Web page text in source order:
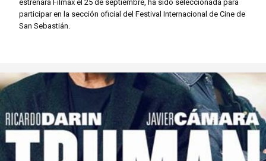
estrenará Filmax el 25 de septiembre, ha sido seleccionada para
participar en la sección oficial del Festival Internacional de Cine de
San Sebastián.